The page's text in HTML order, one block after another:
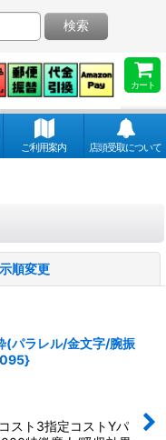
カート
検索
ご利用案内 店頭受取について
順変更
(パラレル/金文字/腕振
スト3指定コストYパ